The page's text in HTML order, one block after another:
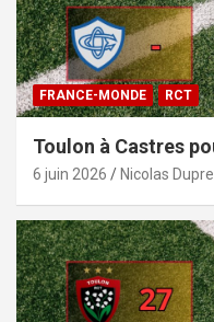
FRANCE-MONDE RCT
Toulon à Castres
6 juin 2026 Nicolas Dupre